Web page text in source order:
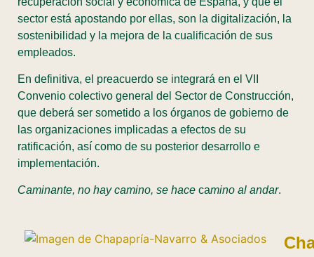
sector está apostando por ellas, son la digitalización, la
sostenibilidad y la mejora de la cualificación de sus
empleados.
En definitiva, el preacuerdo se integrará en el VII
Convenio colectivo general del Sector de Construcción,
que deberá ser sometido a los órganos de gobierno de
las organizaciones implicadas a efectos de su
ratificación, así como de su posterior desarrollo e
implementación.
Caminante, no hay camino, se hace camino al andar.